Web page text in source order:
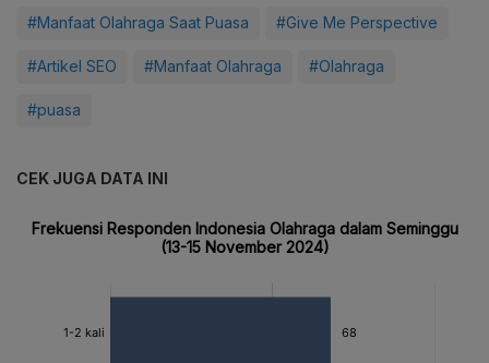
#Manfaat Olahraga Saat Puasa #Give Me Perspective
#Artikel SEO #Manfaat Olahraga #Olahraga
#puasa
CEK JUGA DATA INI